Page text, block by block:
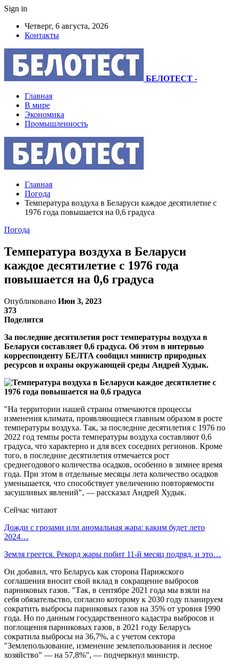
Sign in
Четверг, 6 августа, 2026
Контакты
БЕЛОТЕСТ -
Главная
В мире
Экономика
Промышленность
Главная
Погода
Температура воздуха в Беларуси каждое десятилетие с
1976 года повышается на 0,6 градуса
Погода
Температура воздуха в Беларуси
каждое десятилетие с 1976 года
повышается на 0,6 градуса
Опубликовано Июн 3, 2023
373
Поделится
За последние десятилетия рост температуры воздуха в
Беларуси составляет 0,6 градуса. Об этом в интервью
корреспонденту БЕЛТА сообщил министр природных
ресурсов и охраны окружающей среды Андрей Худык.
"На территории нашей страны отмечаются процессы
изменения климата, проявляющиеся главным образом в росте
температуры воздуха. Так, за последние десятилетия с 1976 по
2022 год темпы роста температуры воздуха составляют 0,6
градуса, что характерно и для всех соседних регионов. Кроме
того, в последние десятилетия отмечается рост
среднегодового количества осадков, особенно в зимнее время
года. При этом в отдельные месяцы лета количество осадков
уменьшается, что способствует увеличению повторяемости
засушливых явлений", — рассказал Андрей Худык.
Сейчас читают
Дожди с грозами или аномальная жара: каким будет лето
2024…
Земля греется. Рекорд жары побит 11-й месяц подряд, и это…
Он добавил, что Беларусь как сторона Парижского
соглашения вносит свой вклад в сокращение выбросов
парниковых газов. "Так, в сентябре 2021 года мы взяли на
себя обязательство, согласно которому к 2030 году планируем
сократить выбросы парниковых газов на 35% от уровня 1990
года. Но по данным государственного кадастра выбросов и
поглощения парниковых газов, в 2021 году Беларусь
сократила выбросы на 36,7%, а с учетом сектора
"Землепользование, изменение землепользования и лесное
хозяйство" — на 57,8%", — подчеркнул министр.